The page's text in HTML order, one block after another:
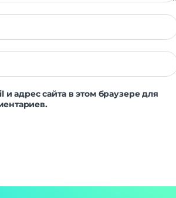
адрес сайта в этом браузере для